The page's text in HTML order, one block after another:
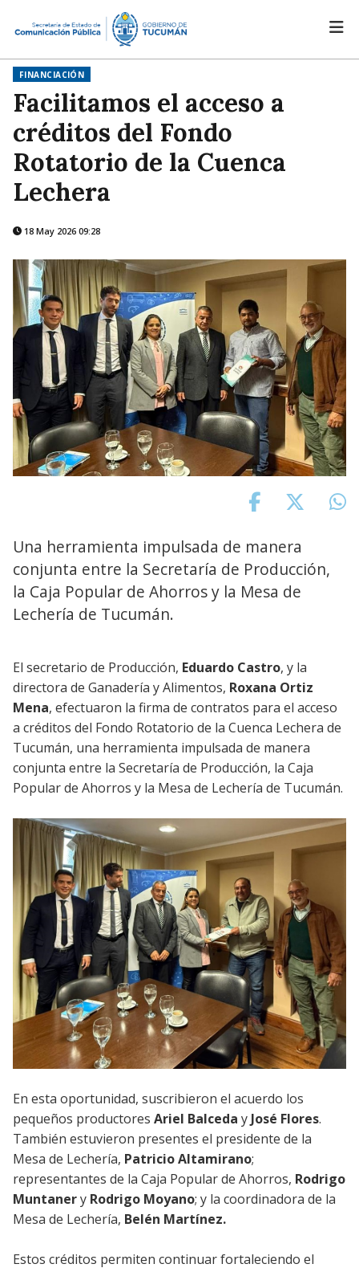
FINANCIACIÓN
Facilitamos el acceso a
créditos del Fondo
Rotatorio de la Cuenca
Lechera
18 May 2026 09:28
Una herramienta impulsada de manera
conjunta entre la Secretaría de Producción,
la Caja Popular de Ahorros y la Mesa de
Lechería de Tucumán.
El secretario de Producción, Eduardo Castro, y la
directora de Ganadería y Alimentos, Roxana Ortiz
Mena, efectuaron la firma de contratos para el acceso
a créditos del Fondo Rotatorio de la Cuenca Lechera de
Tucumán, una herramienta impulsada de manera
conjunta entre la Secretaría de Producción, la Caja
Popular de Ahorros y la Mesa de Lechería de Tucumán.
En esta oportunidad, suscribieron el acuerdo los
pequeños productores Ariel Balceda y José Flores.
También estuvieron presentes el presidente de la
Mesa de Lechería, Patricio Altamirano;
representantes de la Caja Popular de Ahorros, Rodrigo
Muntanery Rodrigo Moyano; y la coordinadora de la
Mesa de Lechería, Belén Martínez.
Estos créditos permiten continuar fortaleciendo el